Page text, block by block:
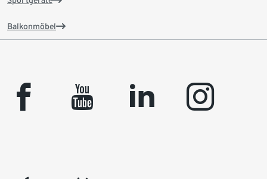
Balkonmöbel
facebook youtube linkedin instagram